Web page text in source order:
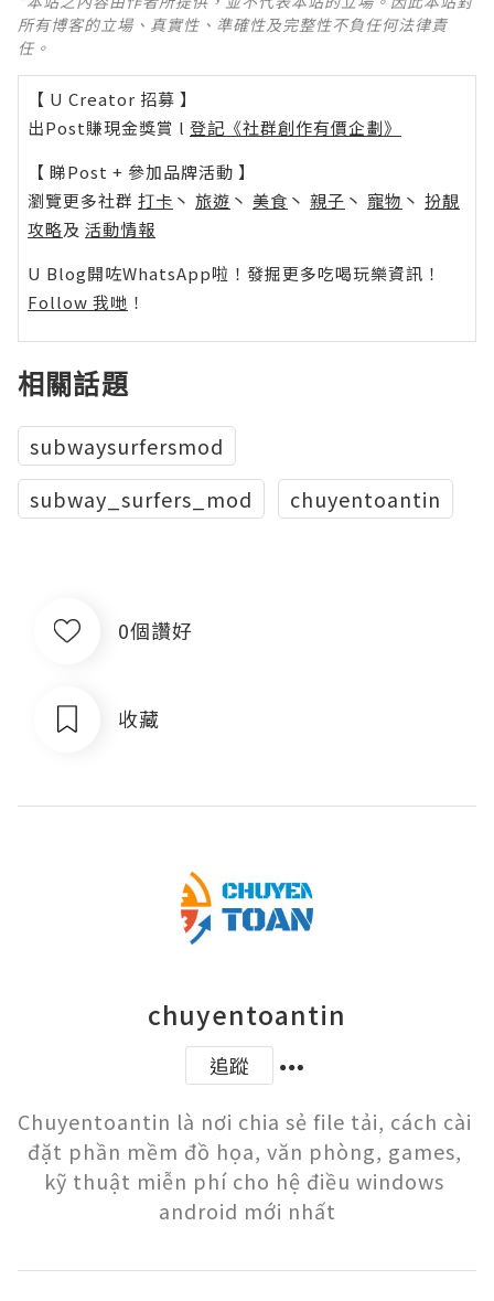
所有博客的立場、真實性、準確性及完整性不負任何法律責
任。
【 U Creator 招募 】
出Post賺現金獎賞 l 登記《社群創作有價企劃》
【 睇Post + 參加品牌活動 】
瀏覽更多社群 打卡 丶 旅遊 丶 美食 丶 親子 丶 寵物 丶 扮靚
攻略及 活動情報
U Blog開咗WhatsApp啦！發掘更多吃喝玩樂資訊！
Follow 我哋 ！
相關話題
subwaysurfersmod
subway_surfers_mod
chuyentoantin
0個讚好
收藏
chuyentoantin
追蹤
Chuyentoantin là nơi chia sẻ file tải, cách cài
đặt phần mềm đồ họa, văn phòng, games,
kỹ thuật miễn phí cho hệ điều windows